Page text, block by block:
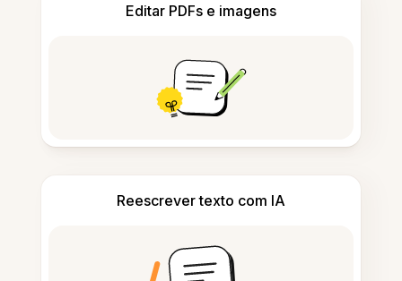
Editar PDFs e imagens
Reescrever texto com IA